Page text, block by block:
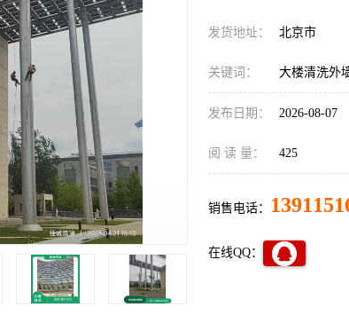
发货地址： 北京市
关键词： 大楼清洗外
发布日期： 2026-08-07
阅 读 量： 425
销售电话：
在线QQ：